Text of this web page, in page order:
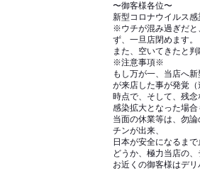
〜御客様各位〜
新型コロナウイルス
※ウチが混み過ぎだと
ず、一旦店閉めます。
また、空いてきたと判
※注意事項※
もし万が一、当店へ
が来店した事が発覚
時点で、そして、残
感染拡大となった場合
当面の休業等は、勿
チンが出来、
日本が安全になるまで
どうか、極力当店の、
お近くの御客様はデ